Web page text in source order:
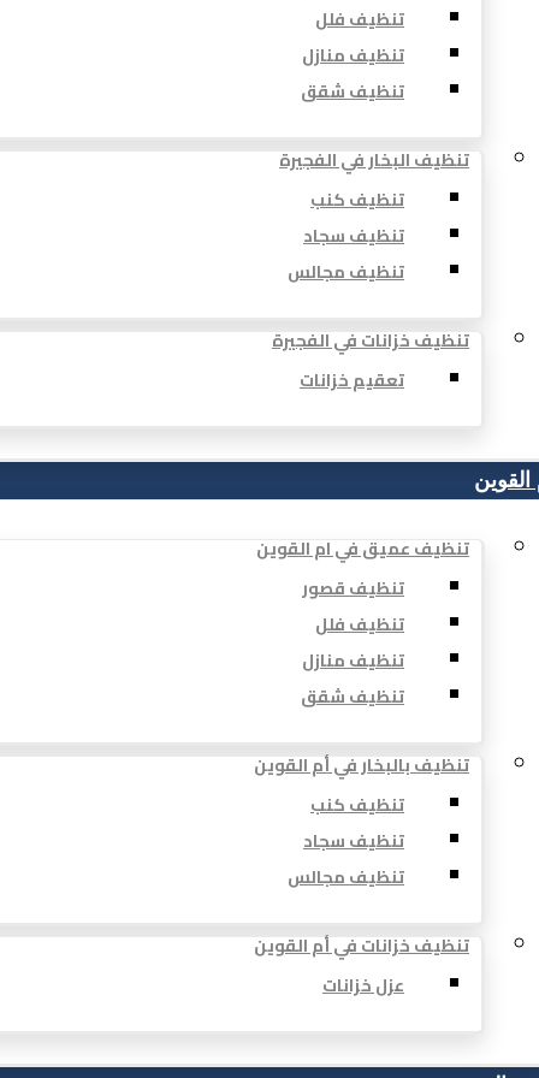
تنظيف فلل
تنظيف منازل
تنظيف شقق
تنظيف البخار في الفجيرة
تنظيف كنب
تنظيف سجاد
تنظيف مجالس
تنظيف خزانات في الفجيرة
تعقيم خزانات
القوين
تنظيف عميق في ام القوين
تنظيف قصور
تنظيف فلل
تنظيف منازل
تنظيف شقق
تنظيف بالبخار في أم القوين
تنظيف كنب
تنظيف سجاد
تنظيف مجالس
تنظيف خزانات في أم القوين
عزل خزانات